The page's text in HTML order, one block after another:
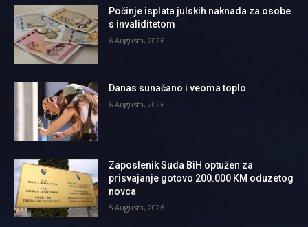
Počinje isplata julskih naknada za osobe
s invaliditetom
6 Augusta, 2026
Danas sunačano i veoma toplo
6 Augusta, 2026
Zaposlenik Suda BiH optužen za
prisvajanje gotovo 200.000 KM oduzetog
novca
5 Augusta, 2026